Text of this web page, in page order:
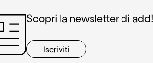
Scopri la newsletter di add!
Iscriviti